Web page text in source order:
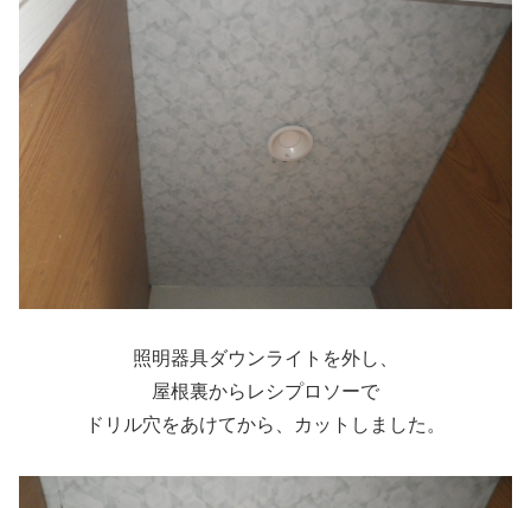
照明器具ダウンライトを外し、
屋根裏からレシプロソーで
ドリル穴をあけてから、カットしました。